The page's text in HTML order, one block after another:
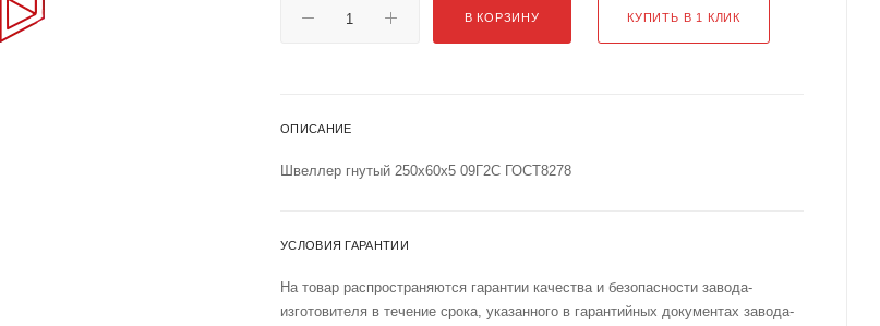
В КОРЗИНУ КУПИТЬ В 1 КЛИК
ОПИСАНИЕ
Швеллер гнутый 250х60х5 09Г2С ГОСТ8278
УСЛОВИЯ ГАРАНТИИ
На товар распространяются гарантии качества и безопасности завода-
изготовителя в течение срока, указанного в гарантийных документах завода-